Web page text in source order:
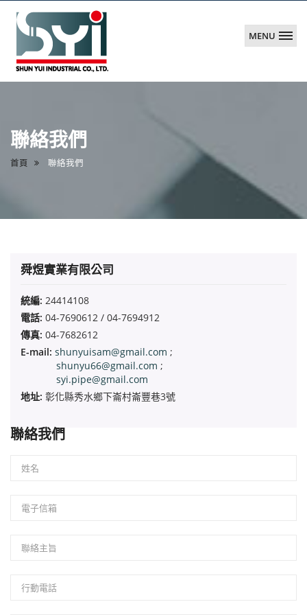
舜
業
(股)
有
MENU
聯絡我們
首頁 聯絡我們
舜煜實業有限公司
統編: 24414108
電話: 04-7690612 / 04-7694912
傳真: 04-7682612
E-mail: shunyuisam@gmail.com ;
shunyu66@gmail.com ;
syi.pipe@gmail.com
地址: 彰化縣秀水鄉下崙村崙豐巷3號
聯絡我們